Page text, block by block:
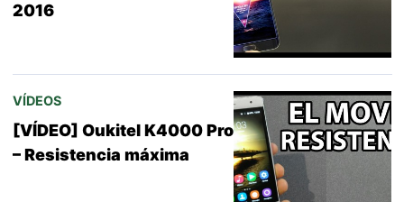
2016
VÍDEOS
[VÍDEO] Oukitel K4000 Pro
– Resistencia máxima